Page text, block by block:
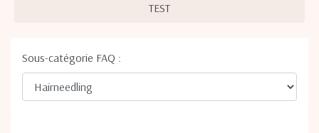
TEST
Sous-catégorie FAQ :